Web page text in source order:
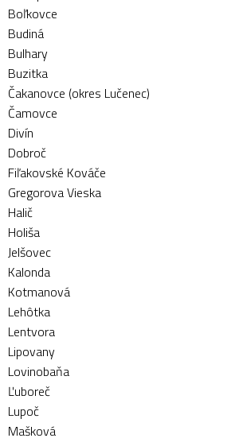
Boľkovce
Budiná
Bulhary
Buzitka
Čakanovce (okres Lučenec)
Čamovce
Divín
Dobroč
Fiľakovské Kováče
Gregorova Vieska
Halič
Holiša
Jelšovec
Kalonda
Kotmanová
Lehôtka
Lentvora
Lipovany
Lovinobaňa
Ľuboreč
Lupoč
Mašková